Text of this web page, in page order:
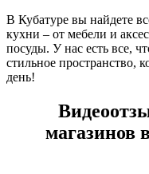
В Кубатуре вы найдете
кухни – от мебели и
посуды. У нас есть все,
стильное пространство,
день!